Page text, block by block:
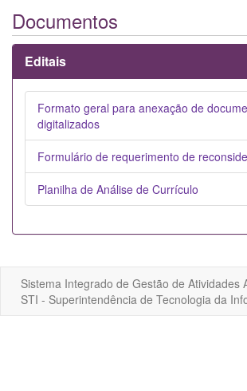
Documentos
Editais
Formato geral para anexação de
digitalizados
Formulário de requerimento de
Planilha de Análise de Currículo
Sistema Integrado de Gestão de Atividades
STI - Superintendência de Tecnologia da